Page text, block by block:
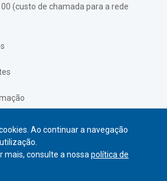
Ao continuar a navegação
mais, consulte a nossapolítica de
(custo de chamada para a rede